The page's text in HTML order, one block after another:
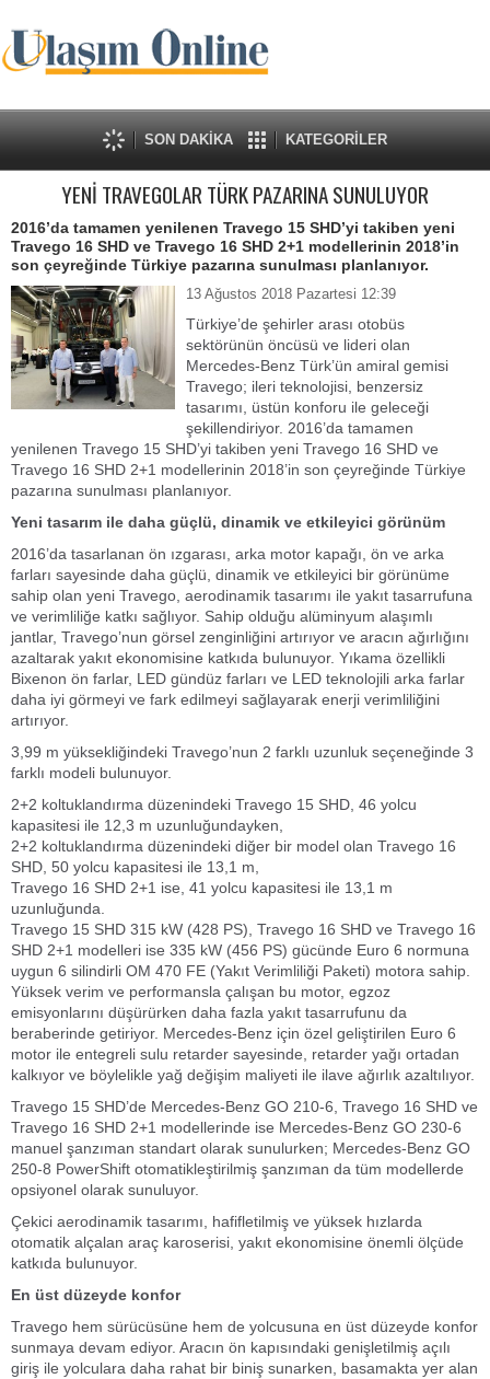
SON DAKİKA KATEGORİLER
YENİ TRAVEGOLAR TÜRK PAZARINA SUNULUYOR
2016’da tamamen yenilenen Travego 15 SHD’yi takiben yeni
Travego 16 SHD ve Travego 16 SHD 2+1 modellerinin 2018’in
son çeyreğinde Türkiye pazarına sunulması planlanıyor.
13 Ağustos 2018 Pazartesi 12:39
Türkiye’de şehirler arası otobüs
sektörünün öncüsü ve lideri olan
Mercedes-Benz Türk’ün amiral gemisi
Travego; ileri teknolojisi, benzersiz
tasarımı, üstün konforu ile geleceği
şekillendiriyor. 2016’da tamamen
yenilenen Travego 15 SHD’yi takiben yeni Travego 16 SHD ve
Travego 16 SHD 2+1 modellerinin 2018’in son çeyreğinde Türkiye
pazarına sunulması planlanıyor.
Yeni tasarım ile daha güçlü, dinamik ve etkileyici görünüm
2016’da tasarlanan ön ızgarası, arka motor kapağı, ön ve arka
farları sayesinde daha güçlü, dinamik ve etkileyici bir görünüme
sahip olan yeni Travego, aerodinamik tasarımı ile yakıt tasarrufuna
ve verimliliğe katkı sağlıyor. Sahip olduğu alüminyum alaşımlı
jantlar, Travego’nun görsel zenginliğini artırıyor ve aracın ağırlığını
azaltarak yakıt ekonomisine katkıda bulunuyor. Yıkama özellikli
Bixenon ön farlar, LED gündüz farları ve LED teknolojili arka farlar
daha iyi görmeyi ve fark edilmeyi sağlayarak enerji verimliliğini
artırıyor.
3,99 m yüksekliğindeki Travego’nun 2 farklı uzunluk seçeneğinde 3
farklı modeli bulunuyor.
2+2 koltuklandırma düzenindeki Travego 15 SHD, 46 yolcu
kapasitesi ile 12,3 m uzunluğundayken,
2+2 koltuklandırma düzenindeki diğer bir model olan Travego 16
SHD, 50 yolcu kapasitesi ile 13,1 m,
Travego 16 SHD 2+1 ise, 41 yolcu kapasitesi ile 13,1 m
uzunluğunda.
Travego 15 SHD 315 kW (428 PS), Travego 16 SHD ve Travego 16
SHD 2+1 modelleri ise 335 kW (456 PS) gücünde Euro 6 normuna
uygun 6 silindirli OM 470 FE (Yakıt Verimliliği Paketi) motora sahip.
Yüksek verim ve performansla çalışan bu motor, egzoz
emisyonlarını düşürürken daha fazla yakıt tasarrufunu da
beraberinde getiriyor. Mercedes-Benz için özel geliştirilen Euro 6
motor ile entegreli sulu retarder sayesinde, retarder yağı ortadan
kalkıyor ve böylelikle yağ değişim maliyeti ile ilave ağırlık azaltılıyor.
Travego 15 SHD’de Mercedes-Benz GO 210-6, Travego 16 SHD ve
Travego 16 SHD 2+1 modellerinde ise Mercedes-Benz GO 230-6
manuel şanzıman standart olarak sunulurken; Mercedes-Benz GO
250-8 PowerShift otomatikleştirilmiş şanzıman da tüm modellerde
opsiyonel olarak sunuluyor.
Çekici aerodinamik tasarımı, hafifletilmiş ve yüksek hızlarda
otomatik alçalan araç karoserisi, yakıt ekonomisine önemli ölçüde
katkıda bulunuyor.
En üst düzeyde konfor
Travego hem sürücüsüne hem de yolcusuna en üst düzeyde konfor
sunmaya devam ediyor. Aracın ön kapısındaki genişletilmiş açılı
giriş ile yolculara daha rahat bir biniş sunarken, basamakta yer alan